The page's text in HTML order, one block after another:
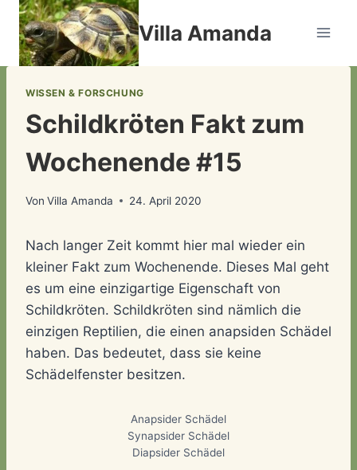
Zum
Inhalt
springen
Villa Amanda
WISSEN & FORSCHUNG
Schildkröten Fakt zum
Wochenende #15
Von Villa Amanda 24. April 2020
Nach langer Zeit kommt hier mal wieder ein
kleiner Fakt zum Wochenende. Dieses Mal geht
es um eine einzigartige Eigenschaft von
Schildkröten. Schildkröten sind nämlich die
einzigen Reptilien, die einen anapsiden Schädel
haben. Das bedeutet, dass sie keine
Schädelfenster besitzen.
Anapsider Schädel
Synapsider Schädel
Diapsider Schädel